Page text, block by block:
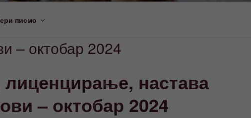
писмо
– октобар 2024
настава
– октобар 2024